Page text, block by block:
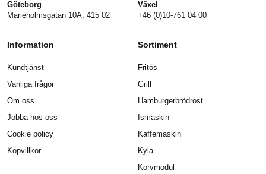
Göteborg
Marieholmsgatan 10A, 415 02
Växel
+46 (0)10-761 04 00
Information
Kundtjänst
Vanliga frågor
Om oss
Jobba hos oss
Cookie policy
Köpvillkor
Sortiment
Fritös
Grill
Hamburgerbrödrost
Ismaskin
Kaffemaskin
Kyla
Korvmodul